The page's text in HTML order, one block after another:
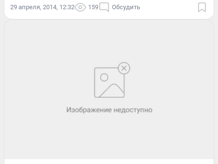
29 апреля, 2014, 12:32 159 Обсудить